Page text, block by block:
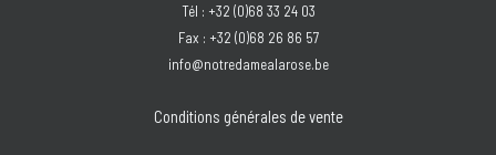
Tél : +32 (0)68 33 24 03
Fax : +32 (0)68 26 86 57
info@notredamealarose.be
Conditions générales de vente